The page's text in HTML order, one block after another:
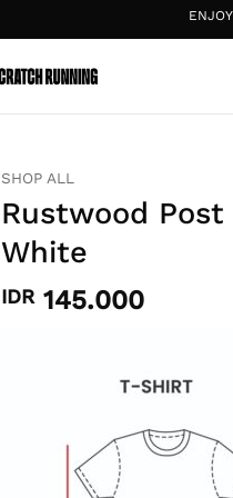
ENJOY20%
SHOP ALL
Rustwood
White
IDR145.000